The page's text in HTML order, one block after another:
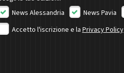
News Alessandria
News Pavia
Accetto l'iscrizione e la Privacy Policy